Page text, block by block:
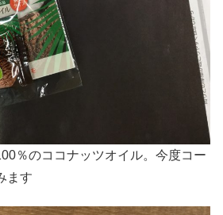
％のココナッツオイル。今度コー
ます